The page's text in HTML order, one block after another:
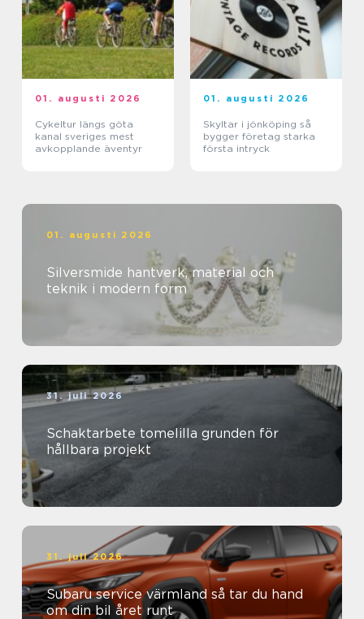
01. augusti 2026
Cykeltur längs göta
kanal sveriges mest
avkopplande äventyr
01. augusti 2026
Skyltar i jönköping så
bygger företag starka
första intryck
01. augusti 2026
Silversmide hantverk, material och
teknik i modern form
31. juli 2026
Schaktarbete tomelilla grunden för
hållbara projekt
31. juli 2026
Subaru service värmland så tar du hand
om din bil året runt